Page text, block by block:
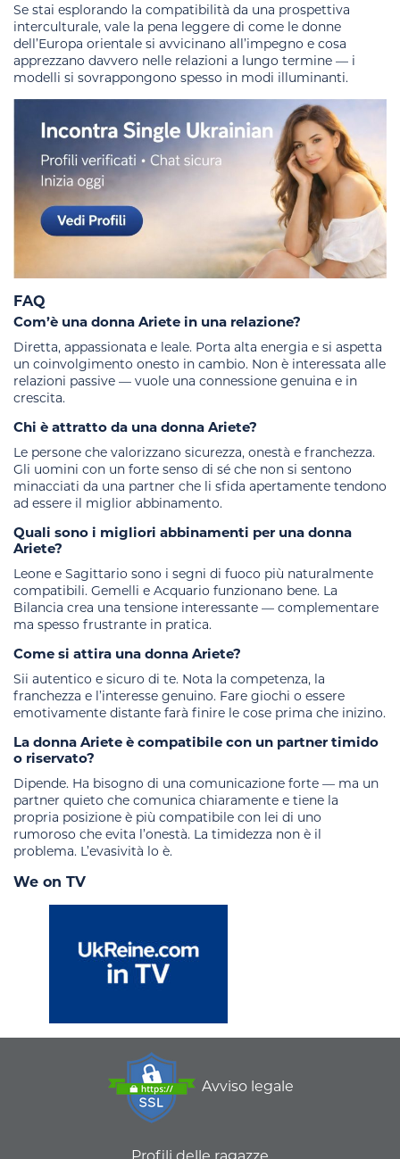
Se stai esplorando la compatibilità da una prospettiva
interculturale, vale la pena leggere di come le donne
dell’Europa orientale si avvicinano all’impegno e cosa
apprezzano davvero nelle relazioni a lungo termine — i
modelli si sovrappongono spesso in modi illuminanti.
FAQ
Com’è una donna Ariete in una relazione?
Diretta, appassionata e leale. Porta alta energia e si aspetta
un coinvolgimento onesto in cambio. Non è interessata alle
relazioni passive — vuole una connessione genuina e in
crescita.
Chi è attratto da una donna Ariete?
Le persone che valorizzano sicurezza, onestà e franchezza.
Gli uomini con un forte senso di sé che non si sentono
minacciati da una partner che li sfida apertamente tendono
ad essere il miglior abbinamento.
Quali sono i migliori abbinamenti per una donna
Ariete?
Leone e Sagittario sono i segni di fuoco più naturalmente
compatibili. Gemelli e Acquario funzionano bene. La
Bilancia crea una tensione interessante — complementare
ma spesso frustrante in pratica.
Come si attira una donna Ariete?
Sii autentico e sicuro di te. Nota la competenza, la
franchezza e l’interesse genuino. Fare giochi o essere
emotivamente distante farà finire le cose prima che inizino.
La donna Ariete è compatibile con un partner timido
o riservato?
Dipende. Ha bisogno di una comunicazione forte — ma un
partner quieto che comunica chiaramente e tiene la
propria posizione è più compatibile con lei di uno
rumoroso che evita l’onestà. La timidezza non è il
problema. L’evasività lo è.
We on TV
Avviso legale